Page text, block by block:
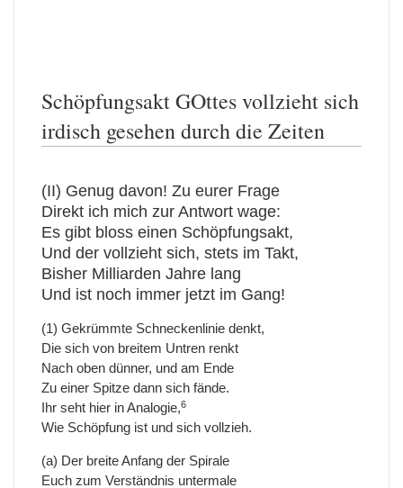
Schöpfungsakt GOttes vollzieht sich
irdisch gesehen durch die Zeiten
(II) Genug davon! Zu eurer Frage
Direkt ich mich zur Antwort wage:
Es gibt bloss einen Schöpfungsakt,
Und der vollzieht sich, stets im Takt,
Bisher Milliarden Jahre lang
Und ist noch immer jetzt im Gang!
(1) Gekrümmte Schneckenlinie denkt,
Die sich von breitem Untren renkt
Nach oben dünner, und am Ende
Zu einer Spitze dann sich fände.
Ihr seht hier in Analogie,6
Wie Schöpfung ist und sich vollzieh.
(a) Der breite Anfang der Spirale
Euch zum Verständnis untermale